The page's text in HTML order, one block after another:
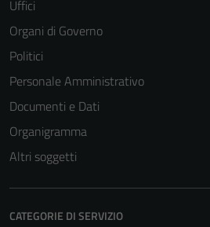
Uffici
Organi di Governo
Politici
Personale Amministrativo
Documenti e Dati
Organigramma
Altri soggetti
CATEGORIE DI SERVIZIO